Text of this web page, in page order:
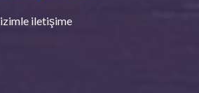
iletişime